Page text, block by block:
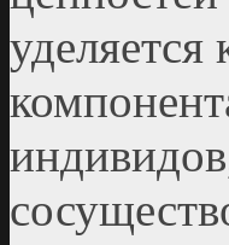
уделяется